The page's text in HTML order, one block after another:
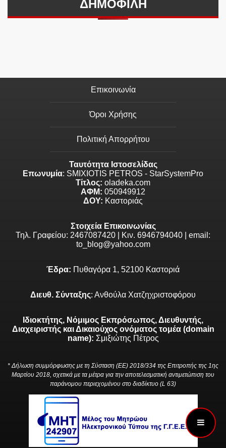
ΔΗΜΟΦΙΛΗ
Επικοινωνία
Όροι Χρήσης
Πολιτική Απορρήτου
Ταυτότητα Ιστοσελίδας
Επωνυμία: SMIXIOTIS PETROS - StarSystemPro
Τίτλος: oladeka.com
ΑΦΜ: 050949912
ΔΟΥ: Καστοριάς
Στοιχεία Επικοινωνίας
Τηλ. Γραφείου: 2467087420 | Κιν. 6946794040 | email:
to_blog@yahoo.com
Έδρα: Πυθαγόρα 1, 52100 Καστοριά
Διευθ. Σύνταξης: Ανθούλα Χατζηχριστοφόρου
Ιδιοκτήτης, Νόμιμος Εκπρόσωπος, Διευθυντής,
Διαχειριστής και Δικαιούχος ονόματος τομέα (domain
name): Σμιξιώτης Πέτρος
* Δήλωση συμμόρφωσης με τη Σύσταση (ΕΕ) 2018/334 της Επιτροπής της 1ης
Μαρτίου 2018, σχετικά με τα μέτρα για την αποτελεσματική αντιμετώπιση του
παράνομου περιεχομένου στο διαδίκτυο (L 63)